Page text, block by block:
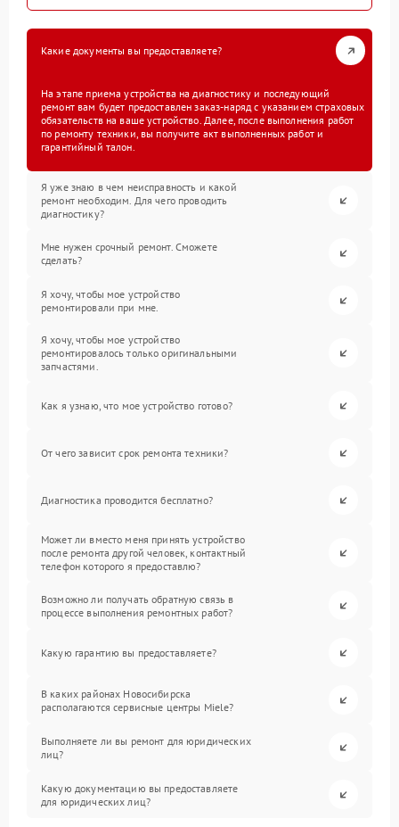
Какие документы вы предоставляете?
На этапе приема устройства на диагностику и последующий
ремонт вам будет предоставлен заказ-наряд с указанием страховых
обязательств на ваше устройство. Далее, после выполнения работ
по ремонту техники, вы получите акт выполненных работ и
гарантийный талон.
Я уже знаю в чем неисправность и какой
ремонт необходим. Для чего проводить
диагностику?
Мне нужен срочный ремонт. Сможете
сделать?
Я хочу, чтобы мое устройство
ремонтировали при мне.
Я хочу, чтобы мое устройство
ремонтировалось только оригинальными
запчастями.
Как я узнаю, что мое устройство готово?
От чего зависит срок ремонта техники?
Диагностика проводится бесплатно?
Может ли вместо меня принять устройство
после ремонта другой человек, контактный
телефон которого я предоставлю?
Возможно ли получать обратную связь в
процессе выполнения ремонтных работ?
Какую гарантию вы предоставляете?
В каких районах Новосибирска
располагаются сервисные центры Miele?
Выполняете ли вы ремонт для юридических
лиц?
Какую документацию вы предоставляете
для юридических лиц?